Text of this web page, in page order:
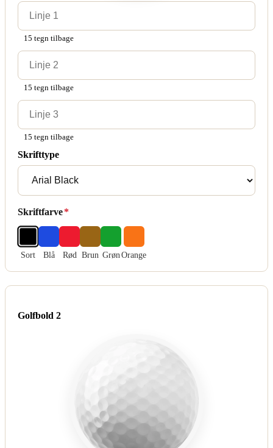
15 tegn tilbage
15 tegn tilbage
15 tegn tilbage
Skrifttype
Skriftfarve*
Sort Blå Rød Brun GrønOrange
Golfbold 2